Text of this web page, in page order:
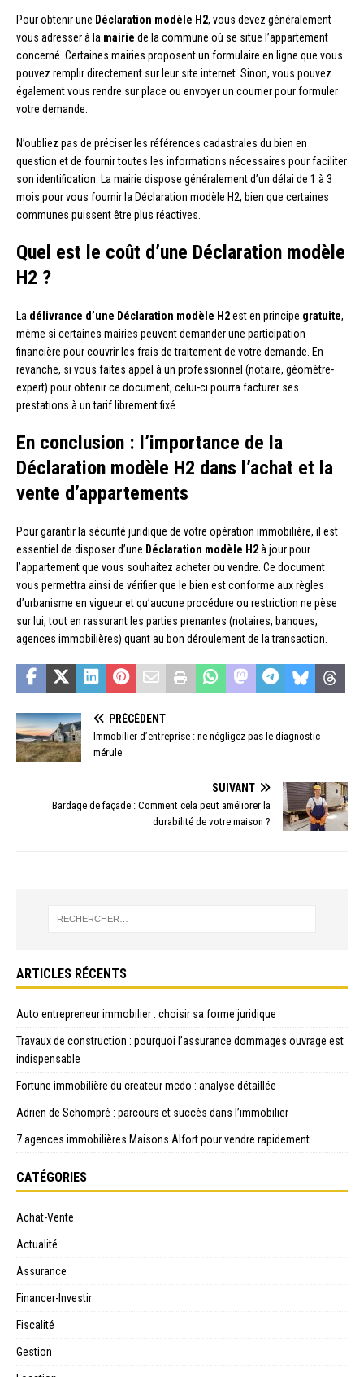
Pour obtenir une Déclaration modèle H2, vous devez généralement
vous adresser à la mairie de la commune où se situe l’appartement
concerné. Certaines mairies proposent un formulaire en ligne que vous
pouvez remplir directement sur leur site internet. Sinon, vous pouvez
également vous rendre sur place ou envoyer un courrier pour formuler
votre demande.
N’oubliez pas de préciser les références cadastrales du bien en
question et de fournir toutes les informations nécessaires pour faciliter
son identification. La mairie dispose généralement d’un délai de 1 à 3
mois pour vous fournir la Déclaration modèle H2, bien que certaines
communes puissent être plus réactives.
Quel est le coût d’une Déclaration modèle
H2 ?
La délivrance d’une Déclaration modèle H2est en principe gratuite,
même si certaines mairies peuvent demander une participation
financière pour couvrir les frais de traitement de votre demande. En
revanche, si vous faites appel à un professionnel (notaire, géomètre-
expert) pour obtenir ce document, celui-ci pourra facturer ses
prestations à un tarif librement fixé.
En conclusion : l’importance de la
Déclaration modèle H2 dans l’achat et la
vente d’appartements
Pour garantir la sécurité juridique de votre opération immobilière, il est
essentiel de disposer d’une Déclaration modèle H2à jour pour
l’appartement que vous souhaitez acheter ou vendre. Ce document
vous permettra ainsi de vérifier que le bien est conforme aux règles
d’urbanisme en vigueur et qu’aucune procédure ou restriction ne pèse
sur lui, tout en rassurant les parties prenantes (notaires, banques,
agences immobilières) quant au bon déroulement de la transaction.
PRÉCÉDENT
Immobilier d’entreprise : ne négligez pas le diagnostic
mérule
SUIVANT
Bardage de façade : Comment cela peut améliorer la
durabilité de votre maison ?
ARTICLES RÉCENTS
Auto entrepreneur immobilier : choisir sa forme juridique
Travaux de construction : pourquoi l’assurance dommages ouvrage est
indispensable
Fortune immobilière du createur mcdo : analyse détaillée
Adrien de Schompré : parcours et succès dans l’immobilier
7 agences immobilières Maisons Alfort pour vendre rapidement
CATÉGORIES
Achat-Vente
Actualité
Assurance
Financer-Investir
Fiscalité
Gestion